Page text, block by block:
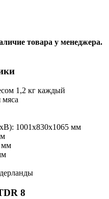
товара у менеджера.
1,2 кг каждый
1001х830х1065 мм
мм
8